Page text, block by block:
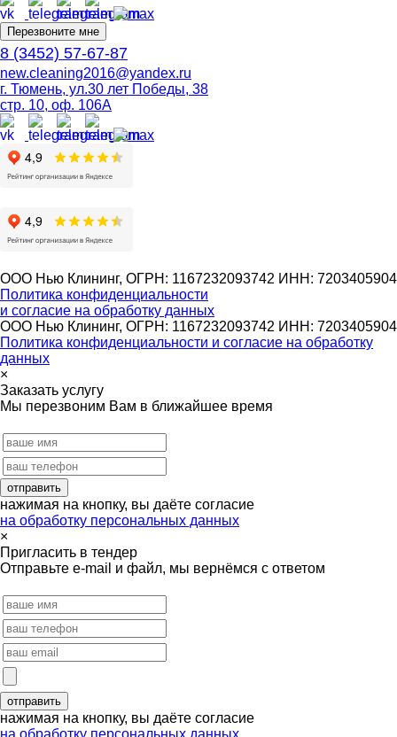
Перезвоните мне
8 (3452) 57-67-87
new.cleaning2016@yandex.ru
г. Тюмень, ул.30 лет Победы, 38
стр. 10, оф. 106А
ООО Нью Клининг, ОГРН: 1167232093742 ИНН: 7203405904
Политика конфиденциальности
и согласие на обработку данных
ООО Нью Клининг, ОГРН: 1167232093742 ИНН: 7203405904
Политика конфиденциальности и согласие на обработку
данных
×
Заказать услугу
Мы перезвоним Вам в ближайшее время
нажимая на кнопку, вы даёте согласие
на обработку персональных данных
×
Пригласить в тендер
Отправьте e-mail и файл, мы вернёмся с ответом
нажимая на кнопку, вы даёте согласие
на обработку персональных данных